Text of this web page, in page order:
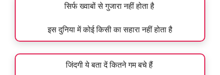
सिर्फ ख्वाबों से गुजारा नहीं होता है
इस दुनिया में कोई किसी का सहारा नहीं होता है
जिंदगी ये बता दें कितने गम बचे हैं